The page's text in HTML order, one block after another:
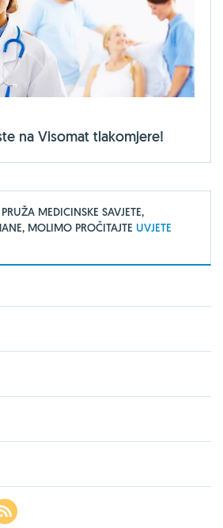
na Visomat tlakomjere!
MEDICINSKE SAVJETE,
MOLIMO PROČITAJTE UVJETE